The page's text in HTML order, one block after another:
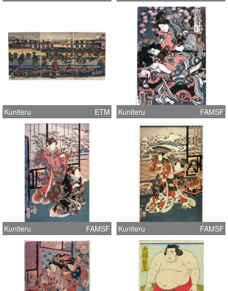
Kuniteru ETM Kuniteru FAMSF
Kuniteru FAMSF Kuniteru FAMSF